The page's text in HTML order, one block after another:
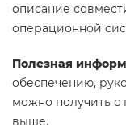
описание
операционной
Полезная
обеспечению,
можно получить
выше.